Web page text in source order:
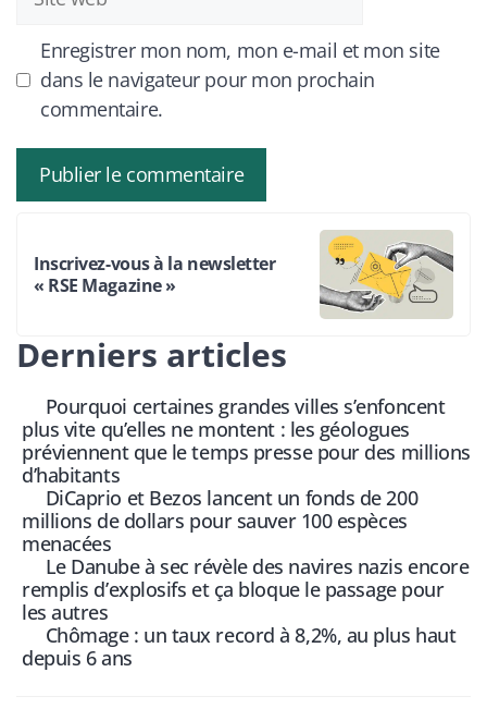
web
Enregistrer mon nom, mon e-mail et mon site
dans le navigateur pour mon prochain
commentaire.
Inscrivez-vous à la newsletter
« RSE Magazine »
Derniers articles
Pourquoi certaines grandes villes s’enfoncent
plus vite qu’elles ne montent : les géologues
préviennent que le temps presse pour des millions
d’habitants
DiCaprio et Bezos lancent un fonds de 200
millions de dollars pour sauver 100 espèces
menacées
Le Danube à sec révèle des navires nazis encore
remplis d’explosifs et ça bloque le passage pour
les autres
Chômage : un taux record à 8,2%, au plus haut
depuis 6 ans